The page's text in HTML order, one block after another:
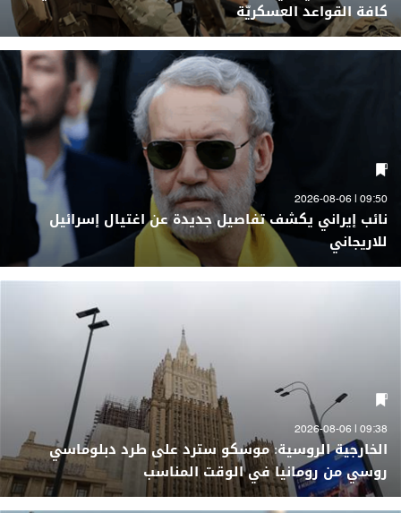
كافة القواعد العسكريّة
09:50 | 2026-08-06
نائب إيراني يكشف تفاصيل جديدة عن اغتيال إسرائيل
للاريجاني
09:38 | 2026-08-06
الخارجية الروسية: موسكو سترد على طرد دبلوماسي
روسي من رومانيا في الوقت المناسب